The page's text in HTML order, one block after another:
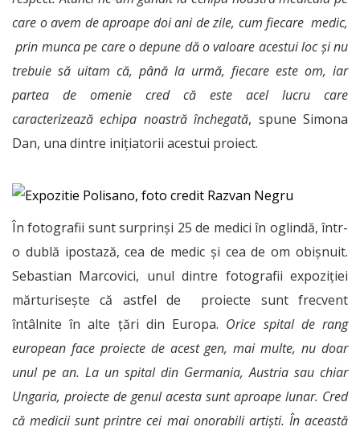
care o avem de aproape doi ani de zile, cum fiecare medic,
prin munca pe care o depune dă o valoare acestui loc și nu
trebuie să uitam că, până la urmă, fiecare este om, iar
partea de omenie cred că este acel lucru care
caracterizează echipa noastră închegată, spune Simona
Dan, una dintre inițiatorii acestui proiect.
În fotografii sunt surprinși 25 de medici în oglindă, într-
o dublă ipostază, cea de medic și cea de om obișnuit.
Sebastian Marcovici, unul dintre fotografii expoziției
mărturisește că astfel de proiecte sunt frecvent
întâlnite în alte țări din Europa. Orice spital de rang
european face proiecte de acest gen, mai multe, nu doar
unul pe an. La un spital din Germania, Austria sau chiar
Ungaria, proiecte de genul acesta sunt aproape lunar. Cred
că medicii sunt printre cei mai onorabili artiști. În această